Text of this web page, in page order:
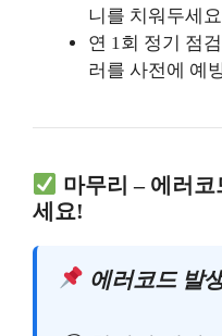
니를 치워두세
연 1회 정기 점
러를 사전에 예
마무리 – 에러
세요!
에러코드 발